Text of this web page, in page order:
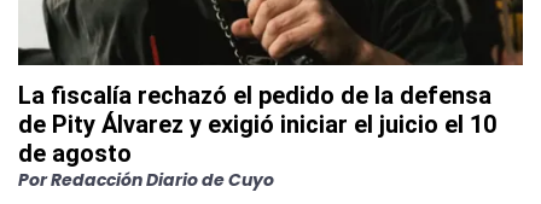
La fiscalía rechazó el pedido de la defensa
de Pity Álvarez y exigió iniciar el juicio el 10
de agosto
PorRedacción Diario de Cuyo